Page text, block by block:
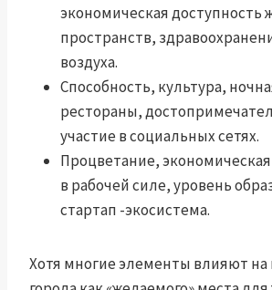
экономическая доступность
пространств,
воздуха.
Способность, культура,
рестораны,
участие в социальных сетях.
Процветание, экономическая
в рабочей силе, уровень
стартап -экосистема.
Хотя многие элементы влияют на